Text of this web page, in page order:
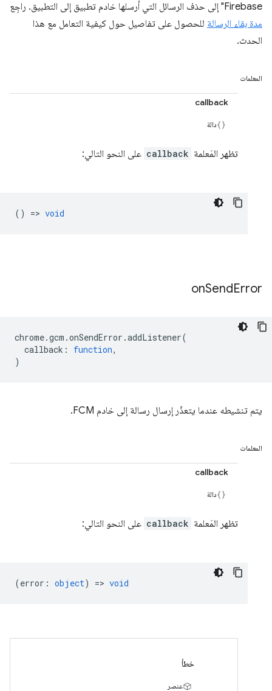
Firebase" إلى حذف الرسائل التي أرسلها خادم تطبيق إلى التطبيق. راجِع
مدة بقاء الرسالة للحصول على تفاصيل حول كيفية التعامل مع هذا
الحدث.
المعلمات
callback
دالة
تظهر المَعلمة callback على النحو التالي:
() => void
onSendError
chrome.gcm .onSendError .addListener(
callback : function,
)
يتم تنشيطه عندما يتعذّر إرسال رسالة إلى خادم FCM.
المعلمات
callback
دالة
تظهر المَعلمة callback على النحو التالي:
(error : object) => void
خطأ
عنصر